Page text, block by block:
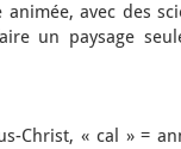
avec des
un paysage
Christ, « cal » =